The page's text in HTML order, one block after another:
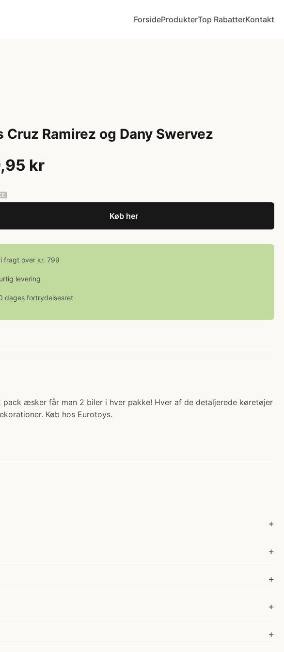
ForsideProdukterTop RabatterKontakt
Cruz Ramirez og Dany Swervez
kr
Køb her
fragt over kr. 799
levering
dages fortrydelsesret
pack æsker får man 2 biler i hver pakke! Hver af de detaljerede køretøjer
Køb hos Eurotoys.